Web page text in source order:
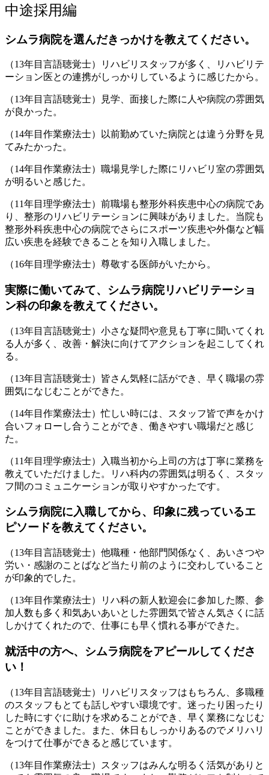
中途採用編
シムラ病院を選んだきっかけを教えてください。
（13年目言語聴覚士）リハビリスタッフが多く、リハビリテ
ーション医との連携がしっかりしているように感じたから。
（13年目言語聴覚士）見学、面接した際に人や病院の雰囲気
が良かった。
（14年目作業療法士）以前勤めていた病院とは違う分野を見
てみたかった。
（14年目作業療法士）職場見学した際にリハビリ室の雰囲気
が明るいと感じた。
（11年目理学療法士）前職場も整形外科疾患中心の病院であ
り、整形のリハビリテーションに興味がありました。当院も
整形外科疾患中心の病院でさらにスポーツ疾患や外傷など幅
広い疾患を経験できることを知り入職しました。
（16年目理学療法士）尊敬する医師がいたから。
実際に働いてみて、シムラ病院リハビリテーショ
ン科の印象を教えてください。
（13年目言語聴覚士）小さな疑問や意見も丁寧に聞いてくれ
る人が多く、改善・解決に向けてアクションを起こしてくれ
る。
（13年目言語聴覚士）皆さん気軽に話ができ、早く職場の雰
囲気になじむことができた。
（14年目作業療法士）忙しい時には、スタッフ皆で声をかけ
合いフォローし合うことができ、働きやすい職場だと感じ
た。
（11年目理学療法士）入職当初から上司の方は丁寧に業務を
教えていただけました。リハ科内の雰囲気は明るく、スタッ
フ間のコミュニケーションが取りやすかったです。
シムラ病院に入職してから、印象に残っているエ
ピソードを教えてください。
（13年目言語聴覚士）他職種・他部門関係なく、あいさつや
労い・感謝のことばなど当たり前のように交わしていること
が印象的でした。
（13年目作業療法士）リハ科の新人歓迎会に参加した際、参
加人数も多く和気あいあいとした雰囲気で皆さん気さくに話
しかけてくれたので、仕事にも早く慣れる事ができた。
就活中の方へ、シムラ病院をアピールしてくださ
い！
（13年目言語聴覚士）リハビリスタッフはもちろん、多職種
のスタッフもとても話しやすい環境です。迷ったり困ったり
した時にすぐに助けを求めることができ、早く業務になじむ
ことができました。また、休日もしっかりあるのでメリハリ
をつけて仕事ができると感じています。
（13年目作業療法士）スタッフはみんな明るく活気がありと